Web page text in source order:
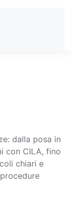
dalla posa in
con CILA, fino
chiari e